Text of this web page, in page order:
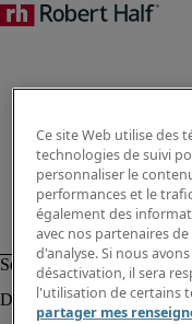
Ce site Web utilise des
technologies de suivi
personnaliser le
performances et le
également des
avec nos partenaires
d'analyse. Si nous
désactivation, il sera
l'utilisation de certains
partager mes